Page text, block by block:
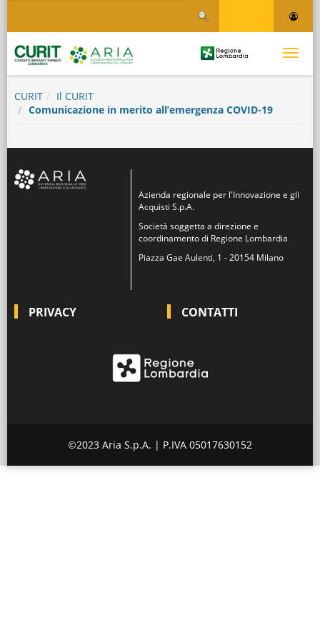
principale
Toggle
Logo
Logo
Regione
CURIT
Il CURIT
Comunicazione in merito all’emergenza COVID-19
Azienda regionale per l'Innovazione e gli
Acquisti S.p.A.
Società soggetta a direzione e
coordinamento di Regione Lombardia
Piazza Gae Aulenti, 1 - 20154 Milano
PRIVACY CONTATTI
©2023 Aria S.p.A. | P.IVA 05017630152